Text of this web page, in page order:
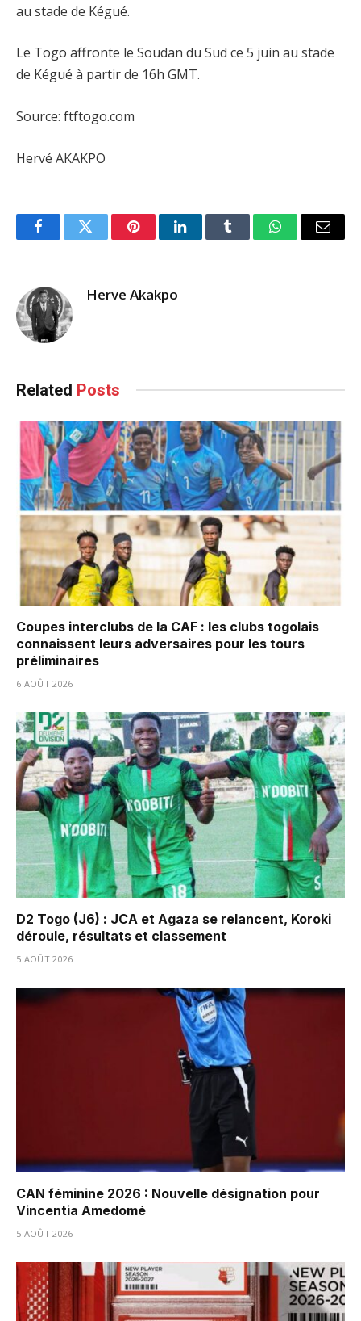
au stade de Kégué.
Le Togo affronte le Soudan du Sud ce 5 juin au stade
de Kégué à partir de 16h GMT.
Source: ftftogo.com
Hervé AKAKPO
FacebookTwitter PinterestLinkedInTumblr WhatsAppEmail
Herve Akakpo
Related Posts
Coupes interclubs de la CAF : les clubs togolais
connaissent leurs adversaires pour les tours
préliminaires
6 AOÛT 2026
D2 Togo (J6) : JCA et Agaza se relancent, Koroki
déroule, résultats et classement
5 AOÛT 2026
CAN féminine 2026 : Nouvelle désignation pour
Vincentia Amedomé
5 AOÛT 2026